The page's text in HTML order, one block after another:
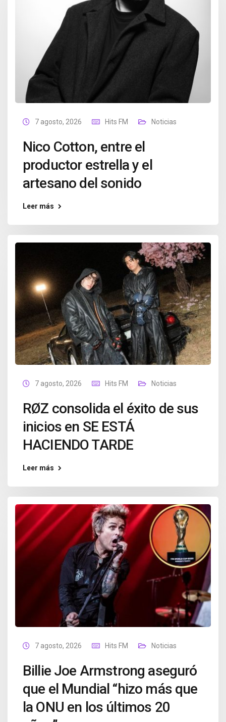
7 agosto, 2026 Hits FM Noticias
Nico Cotton, entre el
productor estrella y el
artesano del sonido
Leer más
7 agosto, 2026 Hits FM Noticias
RØZ consolida el éxito de sus
inicios en SE ESTÁ
HACIENDO TARDE
Leer más
7 agosto, 2026 Hits FM Noticias
Billie Joe Armstrong aseguró
que el Mundial “hizo más que
la ONU en los últimos 20